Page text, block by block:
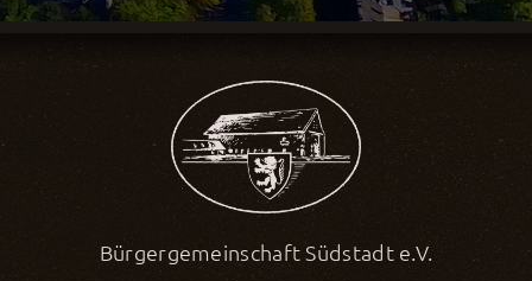
Bürgergemeinschaft Südstadt e.V.